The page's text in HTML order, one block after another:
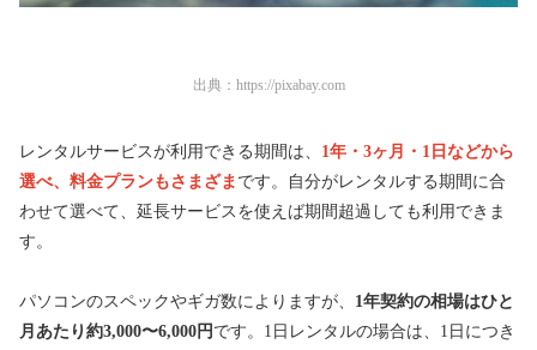
出典： https://pixabay.com
レンタルサービスが利用できる期間は、 1年・3ヶ月・1日などから
選べ、料金プランもさまざま です。自分がレンタルする期間に合
わせて選べて、延長サービスを使えば期間超過しても利用できま
す。
パソコンのスペックやギガ数によりますが、 1年契約の相場はひと
月あたり約3,000〜6,000円 です。1日レンタルの場合は、1日につき